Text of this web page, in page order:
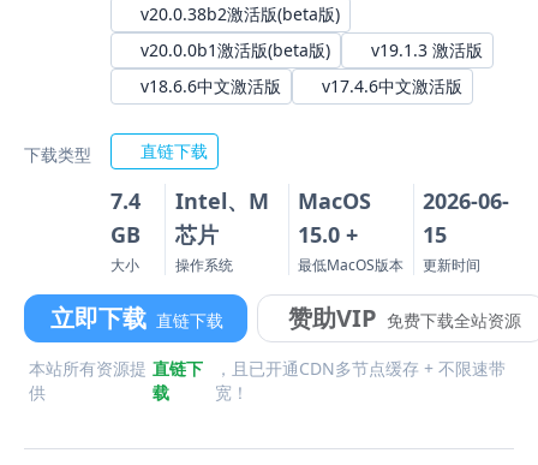
v20.0.38b2激活版(beta版)
v20.0.0b1激活版(beta版)
v19.1.3 激活版
v18.6.6中文激活版
v17.4.6中文激活版
下载类型 直链下载
7.4
GB
大小
Intel、M
芯片
操作系统
MacOS
15.0 +
最低MacOS版本
2026-06-
15
更新时间
立即下载 直链下载 赞助VIP 免费下载全站资源
本站所有资源提
供
直链下
载
，且已开通CDN多节点缓存 + 不限速带
宽！